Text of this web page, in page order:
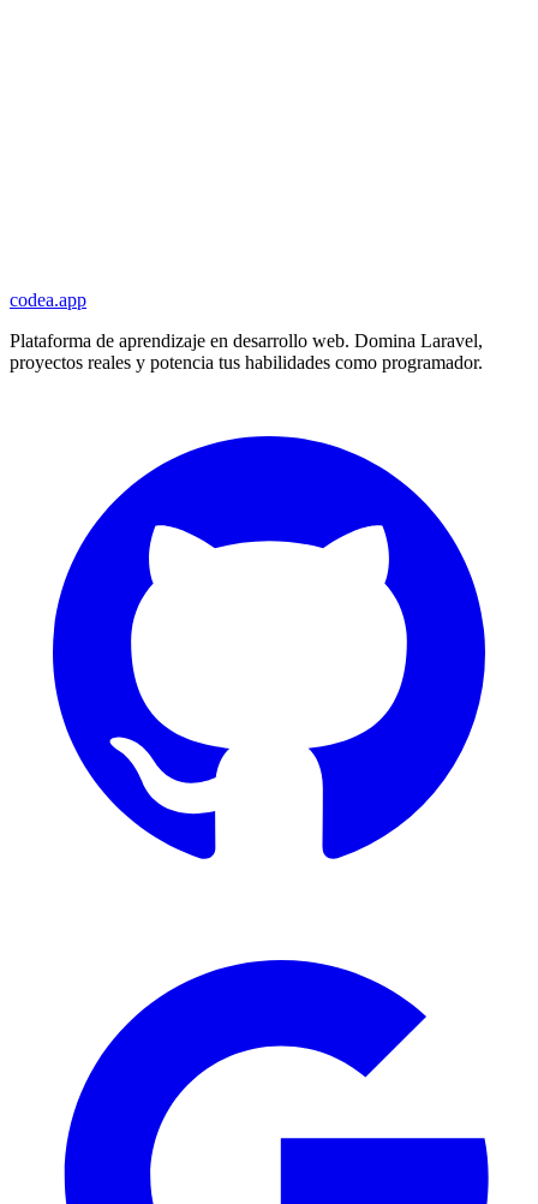
codea.app
Plataforma de aprendizaje en desarrollo web. Domina Laravel,
proyectos reales y potencia tus habilidades como programador.